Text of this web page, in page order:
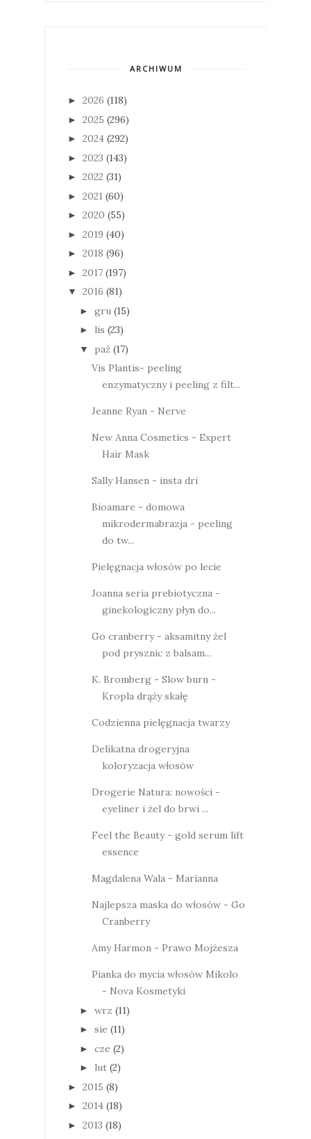
ARCHIWUM
► 2026 (118)
► 2025 (296)
► 2024 (292)
► 2023 (143)
► 2022 (31)
► 2021 (60)
► 2020 (55)
► 2019 (40)
► 2018 (96)
► 2017 (197)
▼ 2016 (81)
► gru (15)
► lis (23)
▼ paź (17)
Vis Plantis- peeling
enzymatyczny i peeling z filt...
Jeanne Ryan - Nerve
New Anna Cosmetics - Expert
Hair Mask
Sally Hansen - insta dri
Bioamare - domowa
mikrodermabrazja - peeling
do tw...
Pielęgnacja włosów po lecie
Joanna seria prebiotyczna -
ginekologiczny płyn do...
Go cranberry - aksamitny żel
pod prysznic z balsam...
K. Bromberg - Slow burn -
Kropla drąży skałę
Codzienna pielęgnacja twarzy
Delikatna drogeryjna
koloryzacja włosów
Drogerie Natura: nowości -
eyeliner i żel do brwi ...
Feel the Beauty - gold serum lift
essence
Magdalena Wala - Marianna
Najlepsza maska do włosów - Go
Cranberry
Amy Harmon - Prawo Mojżesza
Pianka do mycia włosów Mikolo
- Nova Kosmetyki
► wrz (11)
► sie (11)
► cze (2)
► lut (2)
► 2015 (8)
► 2014 (18)
► 2013 (18)